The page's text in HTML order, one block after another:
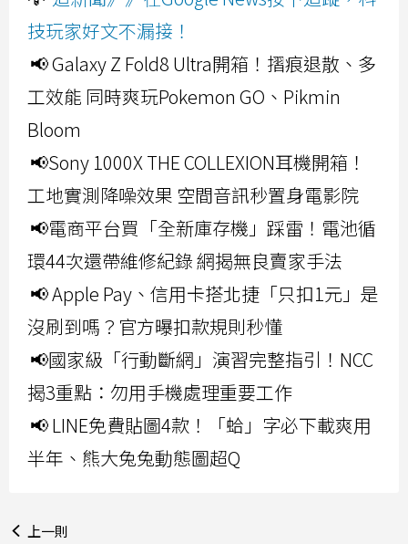
技玩家好文不漏接！
📢 Galaxy Z Fold8 Ultra開箱！摺痕退散、多
工效能 同時爽玩Pokemon GO、Pikmin
Bloom
📢Sony 1000X THE COLLEXION耳機開箱！
工地實測降噪效果 空間音訊秒置身電影院
📢電商平台買「全新庫存機」踩雷！電池循
環44次還帶維修紀錄 網揭無良賣家手法
📢 Apple Pay、信用卡搭北捷「只扣1元」是
沒刷到嗎？官方曝扣款規則秒懂
📢國家級「行動斷網」演習完整指引！NCC
揭3重點：勿用手機處理重要工作
📢 LINE免費貼圖4款！「蛤」字必下載爽用
半年、熊大兔兔動態圖超Q
上一則